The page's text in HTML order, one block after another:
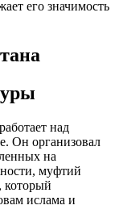
его значимость
над
Он организовал
на
муфтий
который
ислама и